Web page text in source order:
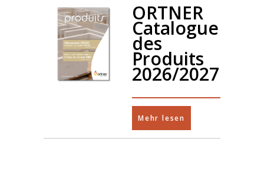
ORTNER
Catalogue
des
Produits
2026/2027
Mehr lesen